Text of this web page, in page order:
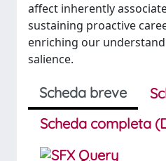
affect inherently
sustaining proactive
enriching our
salience.
Scheda breve
Scheda completa